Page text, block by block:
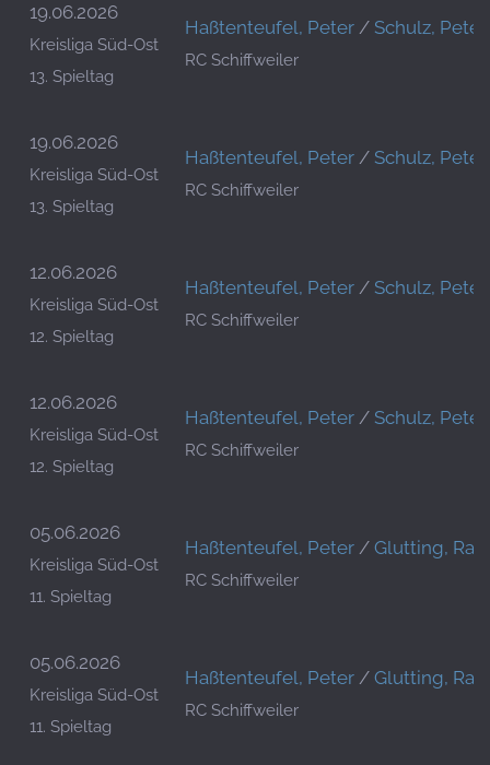
19.06.2026
Kreisliga Süd-Ost
13. Spieltag
Haßtenteufel, Peter / Schulz, Peter
RC Schiffweiler
19.06.2026
Kreisliga Süd-Ost
13. Spieltag
Haßtenteufel, Peter / Schulz, Peter
RC Schiffweiler
12.06.2026
Kreisliga Süd-Ost
12. Spieltag
Haßtenteufel, Peter / Schulz, Peter
RC Schiffweiler
12.06.2026
Kreisliga Süd-Ost
12. Spieltag
Haßtenteufel, Peter / Schulz, Peter
RC Schiffweiler
05.06.2026
Kreisliga Süd-Ost
11. Spieltag
Haßtenteufel, Peter / Glutting, Ralf
RC Schiffweiler
05.06.2026
Kreisliga Süd-Ost
11. Spieltag
Haßtenteufel, Peter / Glutting, Ralf
RC Schiffweiler